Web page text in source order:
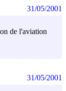
de l'aviation
31/05/2001
31/05/2001